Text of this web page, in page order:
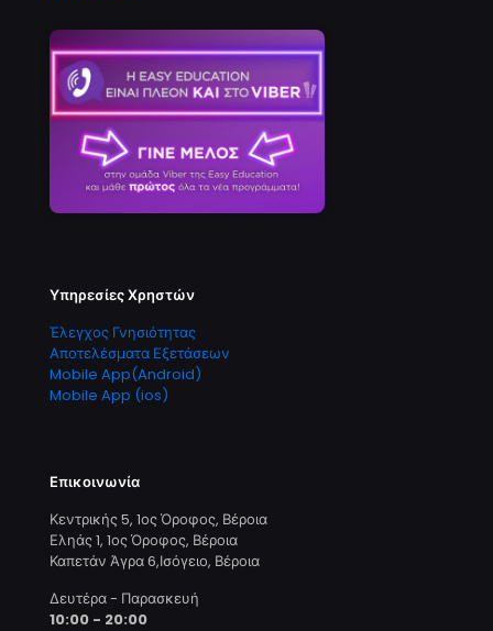
Υπηρεσίες Χρηστών
Έλεγχος Γνησιότητας
Αποτελέσματα Εξετάσεων
Mobile App(Android)
Mobile App (ios)
Επικοινωνία
Κεντρικής 5, 1ος Όροφος, Βέροια
Εληάς 1, 1ος Όροφος, Βέροια
Καπετάν Άγρα 6,Ισόγειο, Βέροια
Δευτέρα - Παρασκευή
10:00 - 20:00